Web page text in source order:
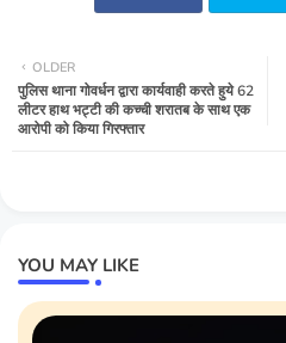
OLDER
पुलिस थाना गोवर्धन द्वारा कार्यवाही करते हुये 62
लीटर हाथ भट्टी की कच्ची शरातब के साथ एक
आरोपी को किया गिरफ्तार
YOU MAY LIKE